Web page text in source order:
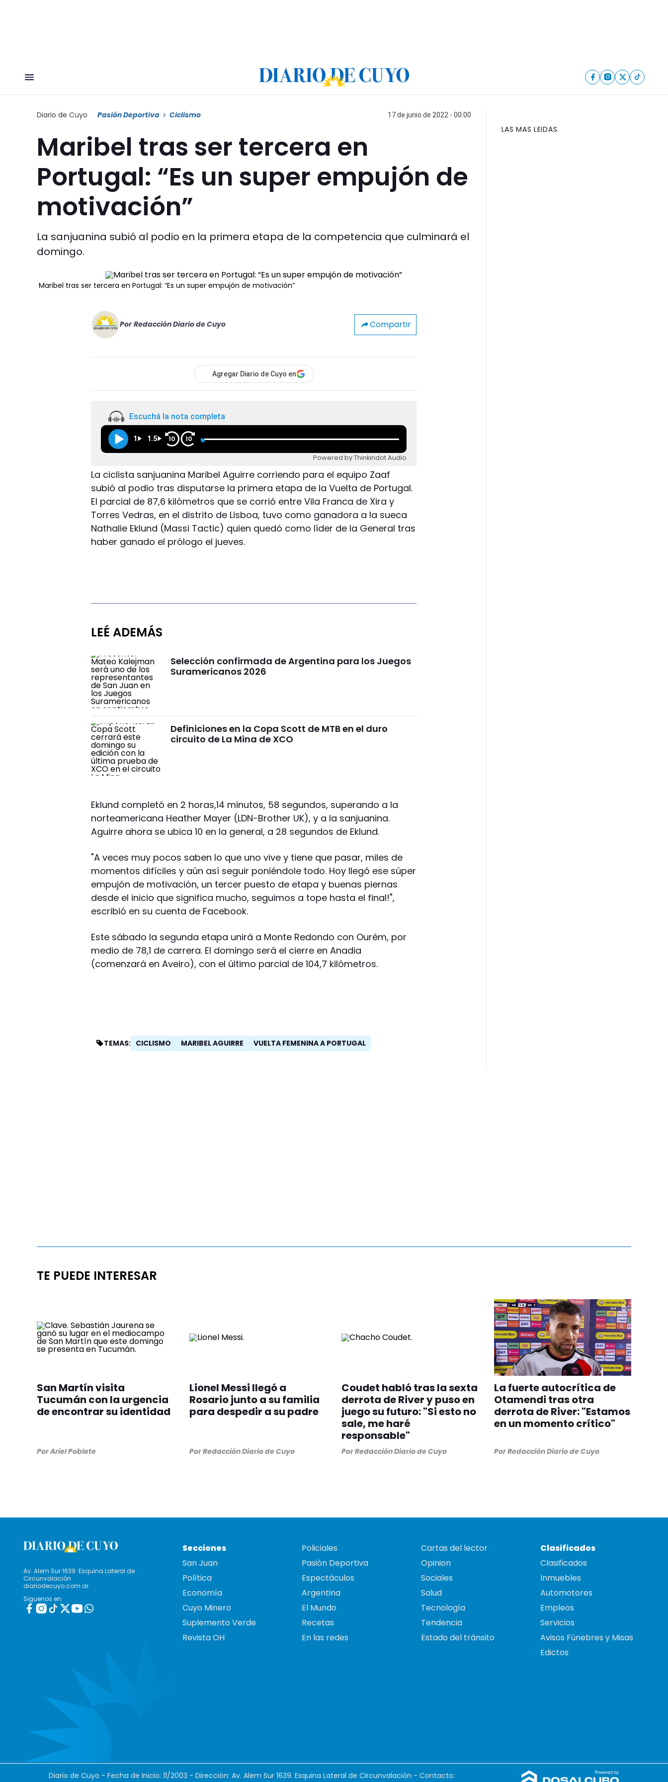
Diario de Cuyo Pasión Deportiva Ciclismo 17 de junio de 2022 - 00:00
Maribel tras ser tercera en
Portugal: “Es un super empujón de
motivación”
La sanjuanina subió al podio en la primera etapa de la competencia que culminará el
domingo.
Maribel tras ser tercera en Portugal: “Es un super empujón de motivación”
Por Redacción Diario de Cuyo Compartir
Agregar Diario de Cuyo en
Escuchá la nota completa
1 1.5 10 10
Powered by Thinkindot Audio
La ciclista sanjuanina Maribel Aguirre corriendo para el equipo Zaaf
subió al podio tras disputarse la primera etapa de la Vuelta de Portugal.
El parcial de 87,6 kilómetros que se corrió entre Vila Franca de Xira y
Torres Vedras, en el distrito de Lisboa, tuvo como ganadora a la sueca
Nathalie Eklund (Massi Tactic) quien quedó como líder de la General tras
haber ganado el prólogo el jueves.
LEÉ ADEMÁS
Selección confirmada de Argentina para los Juegos
Suramericanos 2026
Definiciones en la Copa Scott de MTB en el duro
circuito de La Mina de XCO
Eklund completó en 2 horas,14 minutos, 58 segundos, superando a la
norteamericana Heather Mayer (LDN-Brother UK), y a la sanjuanina.
Aguirre ahora se ubica 10 en la general, a 28 segundos de Eklund.
"A veces muy pocos saben lo que uno vive y tiene que pasar, miles de
momentos difíciles y aún así seguir poniéndole todo. Hoy llegó ese súper
empujón de motivación, un tercer puesto de etapa y buenas piernas
desde el inicio que significa mucho, seguimos a tope hasta el final!",
escribió en su cuenta de Facebook.
Este sábado la segunda etapa unirá a Monte Redondo con Ourém, por
medio de 78,1 de carrera. El domingo será el cierre en Anadia
(comenzará en Aveiro), con el último parcial de 104,7 kilómetros.
TEMAS: CICLISMO MARIBEL AGUIRRE VUELTA FEMENINA A PORTUGAL
LAS MAS LEIDAS
TE PUEDE INTERESAR
San Martín visita
Tucumán con la urgencia
de encontrar su identidad
PorAriel Poblete
Lionel Messi llegó a
Rosario junto a su familia
para despedir a su padre
PorRedacción Diario de Cuyo
Coudet habló tras la sexta
derrota de River y puso en
juego su futuro: "Si esto no
sale, me haré
responsable"
PorRedacción Diario de Cuyo
La fuerte autocrítica de
Otamendi tras otra
derrota de River: "Estamos
en un momento crítico"
PorRedacción Diario de Cuyo
Av. Alem Sur 1639. Esquina Lateral de
Circunvalación
diariodecuyo.com.ar
Siguenos en:
Secciones
San Juan
Política
Economía
Cuyo Minero
Suplemento Verde
Revista OH
Policiales
Pasión Deportiva
Espectáculos
Argentina
El Mundo
Recetas
En las redes
Cartas del lector
Opinion
Sociales
Salud
Tecnología
Tendencia
Estado del tránsito
Clasificados
Clasificados
Inmuebles
Automotores
Empleos
Servicios
Avisos Fúnebres y Misas
Edictos
Diario de Cuyo - Fecha de Inicio: 11/2003 - Dirección: Av. Alem Sur 1639. Esquina Lateral de Circunvalación - Contacto: